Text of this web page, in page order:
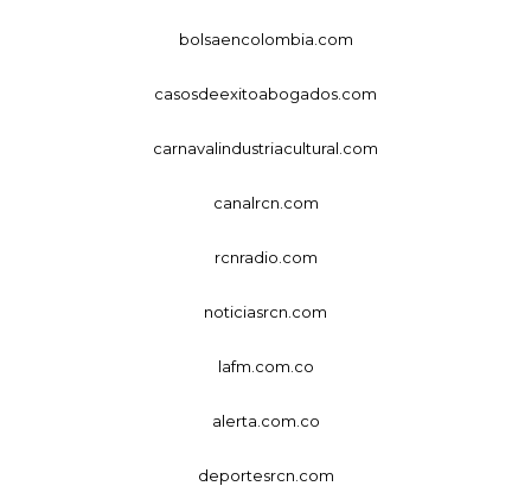
bolsaencolombia.com
casosdeexitoabogados.com
carnavalindustriacultural.com
canalrcn.com
rcnradio.com
noticiasrcn.com
lafm.com.co
alerta.com.co
deportesrcn.com